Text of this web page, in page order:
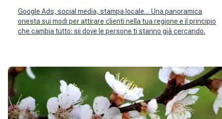
Google Ads, social media, stampa locale… Una panoramica
onesta sui modi per attirare clienti nella tua regione e il principio
che cambia tutto: sii dove le persone ti stanno già cercando.